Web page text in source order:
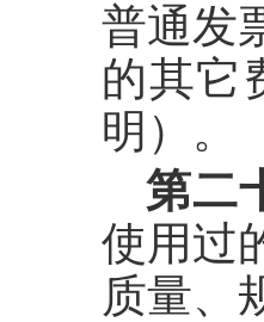
普通发
的其它
明）。
第二
使用过
质量、